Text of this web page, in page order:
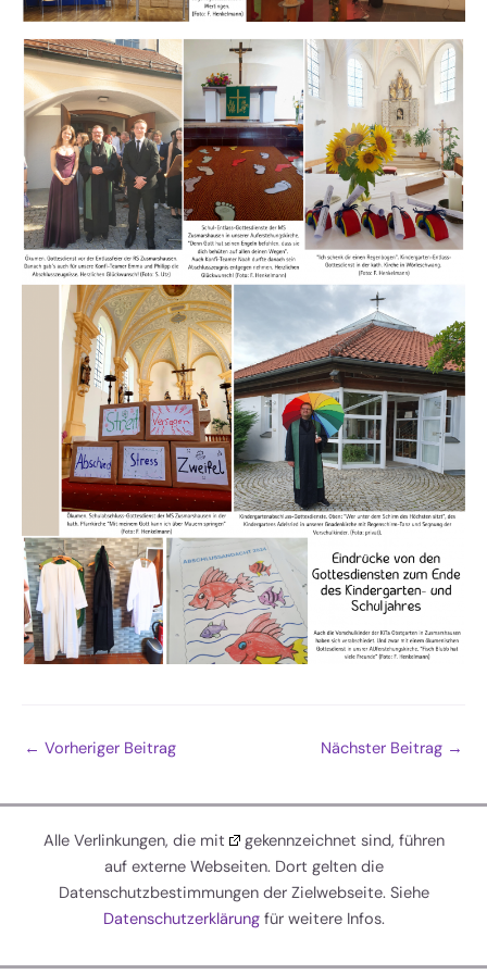
← Vorheriger Beitrag Nächster Beitrag →
Alle Verlinkungen, die mit
gekennzeichnet sind, führen
auf externe Webseiten. Dort gelten die
Datenschutzbestimmungen der Zielwebseite. Siehe
Datenschutzerklärungfür weitere Infos.